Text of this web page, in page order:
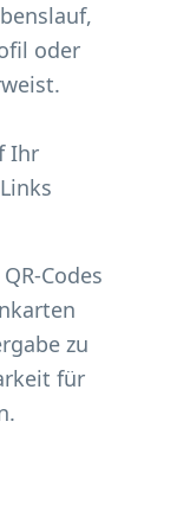
oder
Ihr
Codes
zu
für